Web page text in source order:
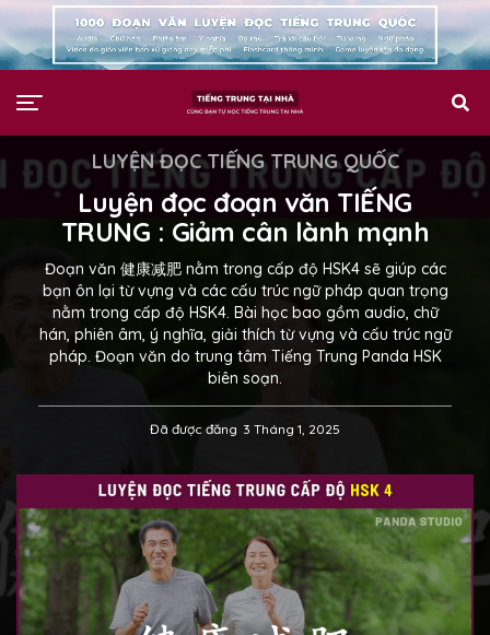
LUYỆN ĐỌC TIẾNG TRUNG QUỐC
Luyện đọc đoạn văn TIẾNG
TRUNG : Giảm cân lành mạnh
Đoạn văn 健康减肥 nằm trong cấp độ HSK4 sẽ giúp các
bạn ôn lại từ vựng và các cấu trúc ngữ pháp quan trọng
nằm trong cấp độ HSK4. Bài học bao gồm audio, chữ
hán, phiên âm, ý nghĩa, giải thích từ vựng và cấu trúc ngữ
pháp. Đoạn văn do trung tâm Tiếng Trung Panda HSK
biên soạn.
Đã được đăng 3 Tháng 1, 2025